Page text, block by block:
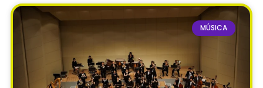
MÚSICA